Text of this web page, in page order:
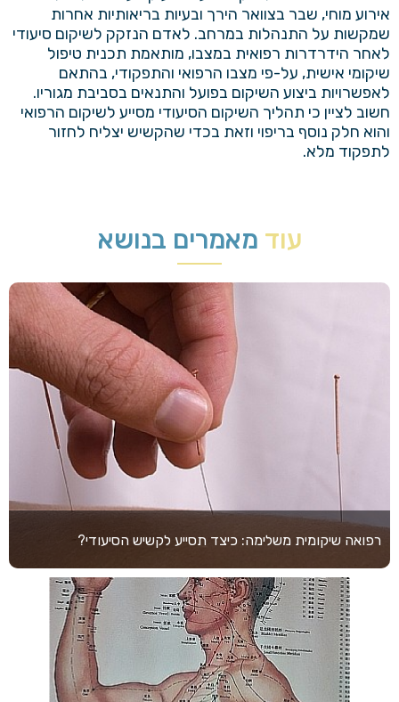
אירוע מוחי, שבר בצוואר הירך ובעיות בריאותיות אחרות
שמקשות על התנהלות במרחב. לאדם הנזקק לשיקום סיעודי
לאחר הידרדרות רפואית במצבו, מותאמת תכנית טיפול
שיקומי אישית, על-פי מצבו הרפואי והתפקודי, בהתאם
לאפשרויות ביצוע השיקום בפועל והתנאים בסביבת מגוריו.
חשוב לציין כי תהליך השיקום הסיעודי מסייע לשיקום הרפואי
והוא חלק נוסף בריפוי וזאת בכדי שהקשיש יצליח לחזור
לתפקוד מלא.
עוד מאמרים בנושא
רפואה שיקומית משלימה: כיצד תסייע לקשיש הסיעודי?